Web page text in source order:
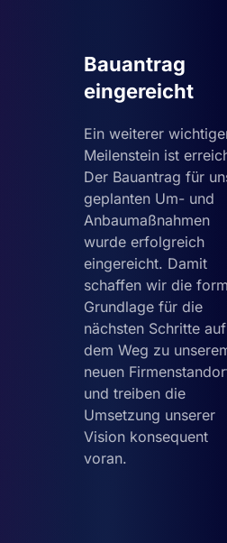
Bauantrag
eingereicht
Ein weiterer
Meilenstein ist
Der Bauantrag für
geplanten Um- und
Anbaumaßnahmen
wurde erfolgreich
eingereicht. Damit
schaffen wir die
Grundlage für die
nächsten Schritte auf
dem Weg zu
neuen
und treiben die
Umsetzung unserer
Vision konsequent
voran.